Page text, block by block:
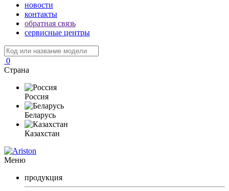
новости
контакты
обратная связь
сервисные центры
0
Страна
Россия
Беларусь
Казахстан
Меню
продукция